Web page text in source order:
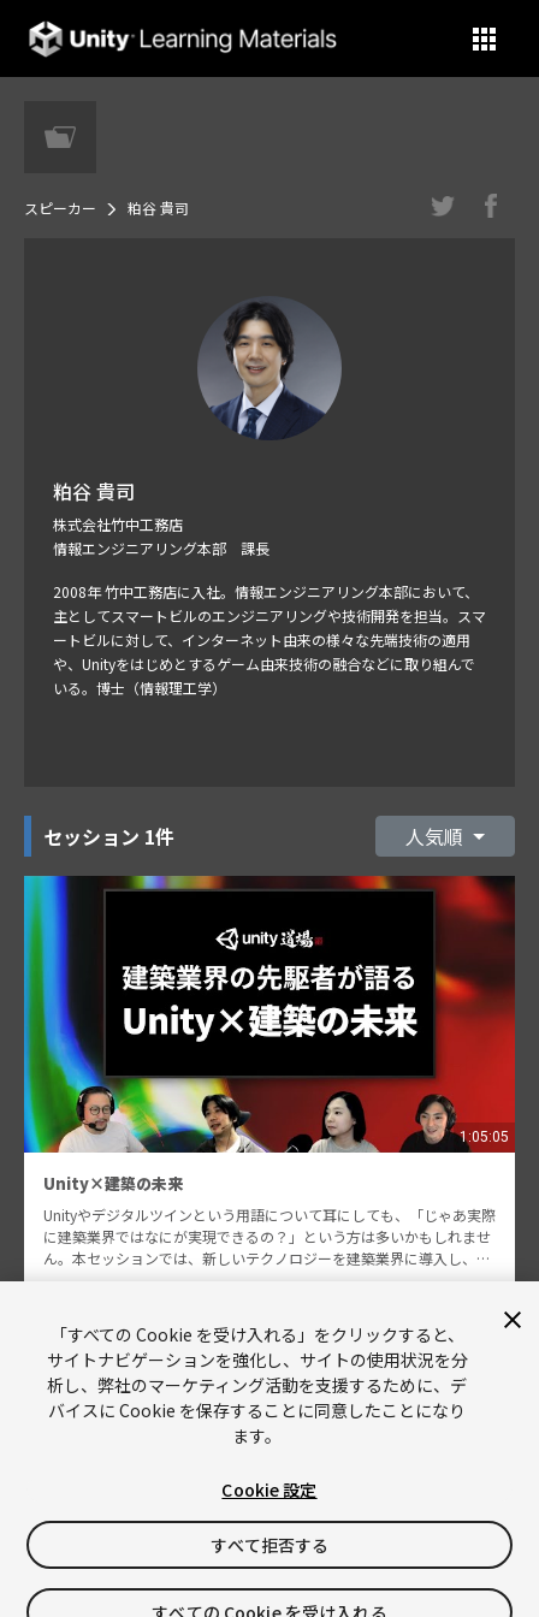
Unity Learning Materials
スピーカー 粕谷 貴司
粕谷 貴司
株式会社竹中工務店
情報エンジニアリング本部 課長
2008年 竹中工務店に入社。情報エンジニアリング本部において、
主としてスマートビルのエンジニアリングや技術開発を担当。スマ
ートビルに対して、インターネット由来の様々な先端技術の適用
や、Unityをはじめとするゲーム由来技術の融合などに取り組んで
いる。博士（情報理工学）
セッション 1件 人気順
1:05:05
Unity×建築の未来
Unityやデジタルツインという用語について耳にしても、「じゃあ実際
に建築業界ではなにが実現できるの？」という方は多いかもしれませ
ん。本セッションでは、新しいテクノロジーを建築業界に導入し、業
丹野 貴一郎 他
Unity
Copyright © 2026 Unity Technologies
リーガル情報 プライバシーポリシー Cookies
「すべての Cookie を受け入れる」をクリックすると、
サイトナビゲーションを強化し、サイトの使用状況を分
析し、弊社のマーケティング活動を支援するために、デ
バイスに Cookie を保存することに同意したことになり
ます。
Cookie 設定
すべて拒否する
すべての Cookie を受け入れる